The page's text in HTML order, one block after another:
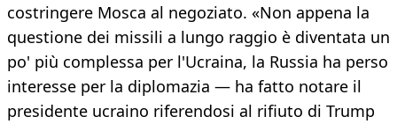
costringere Mosca al negoziato. «Non appena la
questione dei missili a lungo raggio è diventata un
po' più complessa per l'Ucraina, la Russia ha perso
interesse per la diplomazia — ha fatto notare il
presidente ucraino riferendosi al rifiuto di Trump